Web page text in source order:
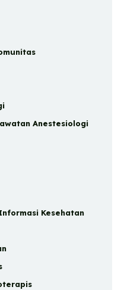
Anestesiologi
Kesehatan